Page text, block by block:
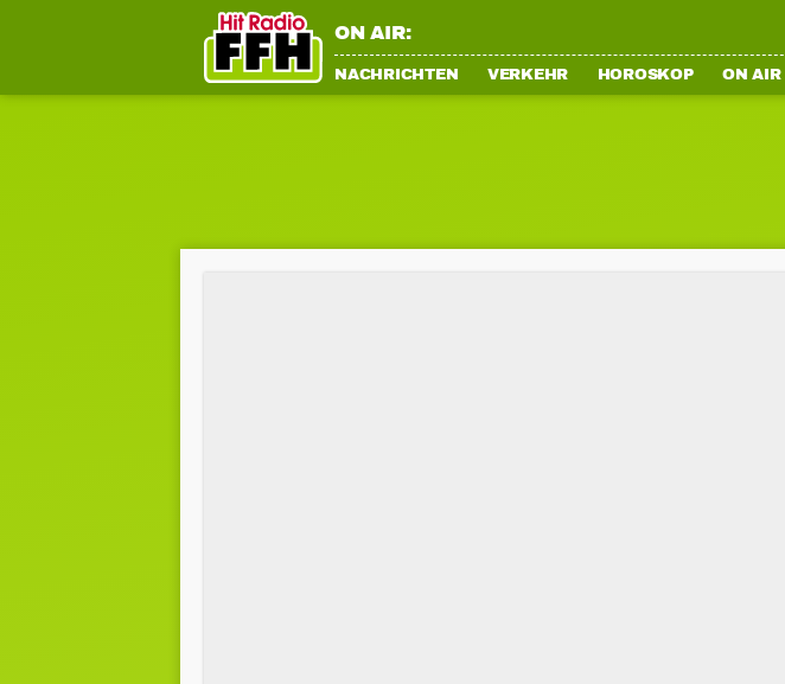
ON AIR:
NACHRICHTEN VERKEHR HOROSKOP ON AIR